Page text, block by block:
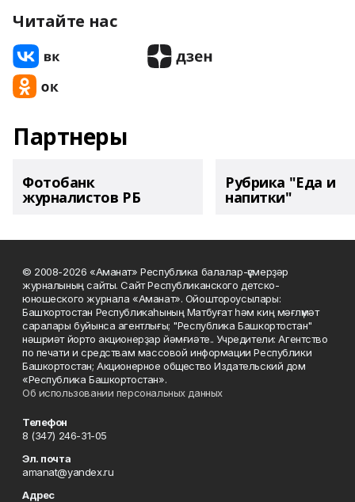
Читайте нас
Партнеры
Фотобанк
журналистов РБ
Рубрика "Еда и
напитки"
© 2008-2026 «Аманат» Республика балалар-үҫмерҙәр
журналының сайты. Сайт Республиканского детско-
юношеского журнала «Аманат». Ойоштороусылары:
Башҡортостан Республикаһының Матбуғат һәм киң мәғлүмәт
саралары буйынса агентлығы; "Республика Башкортостан"
нәшриәт йорто акционерҙар йәмғиәте.. Учредители: Агентство
по печати и средствам массовой информации Республики
Башкортостан; Акционерное общество Издательский дом
«Республика Башкортостан».
Об использовании персональных данных
Телефон
8 (347) 246-31-05
Эл. почта
amanat@yandex.ru
Адрес